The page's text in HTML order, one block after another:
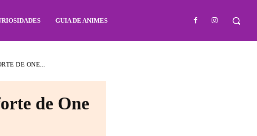
GUIA DE ANIMES
DE ONE...
de One